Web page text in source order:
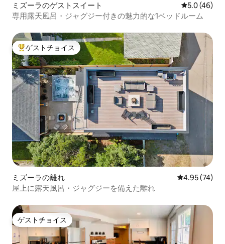
ミズーラのゲストスイート レビュー46
5.0 (46)
専用露天風呂・ジャグジー付きの魅力的な1ベッドルーム
大好評のゲストチョイスです。
ゲストチョイス
ミズーラの離れ レビュー74
4.95 (74)
屋上に露天風呂・ジャグジーを備えた離れ
ゲストチョイス
ゲストチョイス